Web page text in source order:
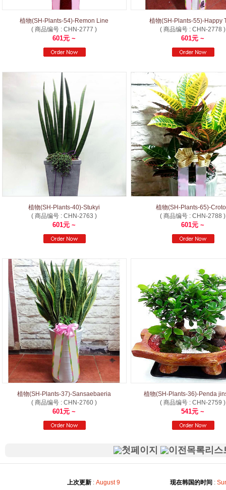
植物(SH-Plants-54)-Remon Line
( 商品编号 : CHN-2777 )
601元 ~
植物(SH-Plants-55)-Happy
( 商品编号 : CHN-2778 )
601元 ~
植物(SH-Plants-40)-Stukyi
( 商品编号 : CHN-2763 )
601元 ~
植物(SH-Plants-65)-
( 商品编号 : CHN-2788 )
601元 ~
植物(SH-Plants-37)-Sansaebaeria
( 商品编号 : CHN-2760 )
601元 ~
植物(SH-Plants-36)-Penda
( 商品编号 : CHN-2759 )
541元 ~
上次更新 : August 9 现在韩国的时间 :